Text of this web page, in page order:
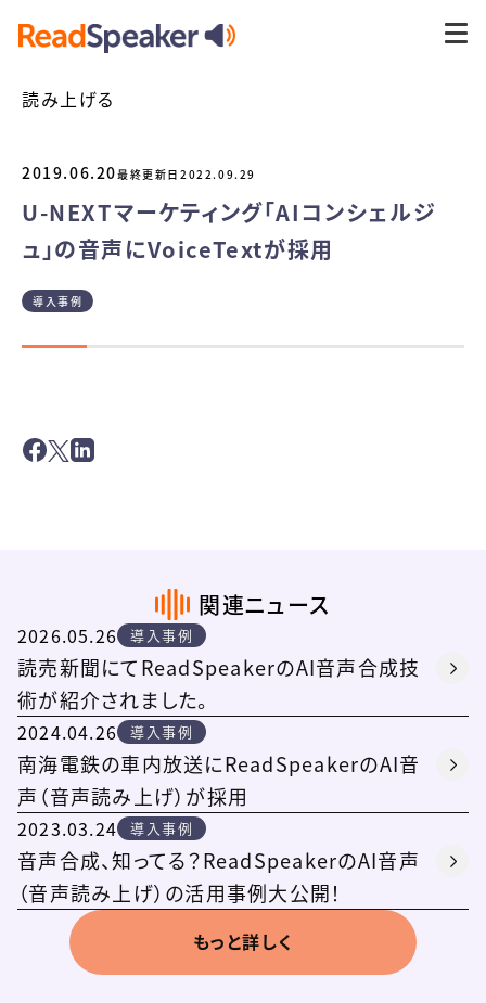
読み上げる
2019.06.20最終更新日 2022.09.29
U-NEXTマーケティング「AIコンシェルジ
ュ」の音声にVoiceTextが採用
導入事例
関連ニュース
2026.05.26 導入事例
読売新聞にてReadSpeakerのAI音声合成技
術が紹介されました。
2024.04.26 導入事例
南海電鉄の車内放送にReadSpeakerのAI音
声（音声読み上げ）が採用
2023.03.24 導入事例
音声合成、知ってる？ReadSpeakerのAI音声
（音声読み上げ）の活用事例大公開！
もっと詳しく